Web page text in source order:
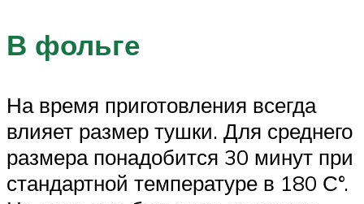
В фольге
На время приготовления всегда
влияет размер тушки. Для среднего
размера понадобится 30 минут при
стандартной температуре в 180 С°.